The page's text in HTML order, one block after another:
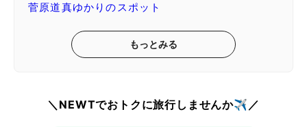
菅原道真ゆかりのスポット
もっとみる
＼NEWTでおトクに旅行しませんか✈️／